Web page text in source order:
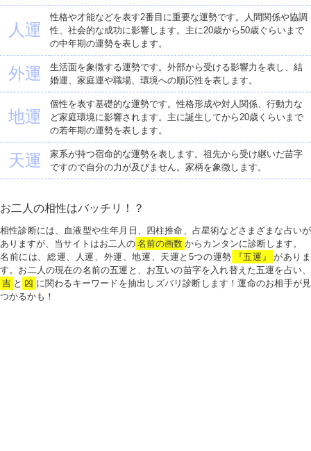
人運
性格や才能などを表す2番目に重要な運勢です。人間関係や協調
性、社会的な成功に影響します。主に20歳から50歳ぐらいまで
の中年期の運勢を表します。
外運
生活面を象徴する運勢です。外部から受ける影響力を表し、結
婚運、家庭運や職場、環境への順応性を表します。
地運
個性を表す基礎的な運勢です。性格形成や対人関係、行動力な
ど家庭環境に影響されます。主に誕生してから20歳くらいまで
の若年期の運勢を表します。
天運
家系が持つ宿命的な運勢を表します。祖先から受け継いだ苗字
ですので自分の力が及びません。家柄を象徴します。
お二人の相性はバッチリ！？
相性診断には、血液型や生年月日、四柱推命、占星術などさまざまな占いが
ありますが、当サイトはお二人の 名前の画数 からカンタンに診断します。
名前には、総運、人運、外運、地運、天運と5つの運勢
『五運』
がありま
す。お二人の現在の名前の五運と、お互いの苗字を入れ替えた五運を占い、
吉 と 凶 に関わるキーワードを抽出しズバリ診断します！運命のお相手が見
つかるかも！